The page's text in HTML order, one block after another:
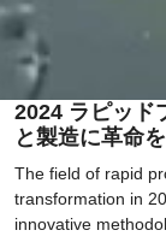
2024 ラピッド
と製造に革命
The field of rapid
transformation in
innovative